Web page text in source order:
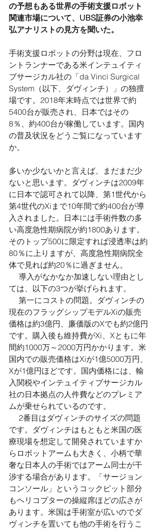
の予想もある世界の手術支援ロボット
関連市場について、UBS証券の小池幸
弘アナリストの見方を聞いた。
手術支援ロボットの分野は現在、フロ
ントランナーである米インテュイティ
ブサージカル社の「da Vinci Surgical
System（以下、ダヴィンチ）」の独擅
場です。2018年末時点では世界で約
5400台が販売され、日本ではその
8％、約400台が稼働しています。国内
の普及状況をどうご覧になっています
か。
多いか少ないかと言えば、まだまだ少
ないと思います。ダヴィンチは2009年
に日本で認可されて以降、第1世代から
第4世代のXiまで10年間で約400台が導
入されました。日本には手術件数の多
い高度急性期病院が約1800あります。
そのトップ500に限定すれば浸透率は約
80％に上りますが、高度急性期病院全
体で見れば約20％に過ぎません。
ては、以下の3つが挙げられます。
現在のフラッグシップモデルXiの販売
価格は約3億円、廉価版のXでも約2億円
です。購入後も維持費がXi、Xともに年
間約1000万～2000万円かかります。米
国内での販売価格はXiが1億5000万円、
Xが1億円ほどです。国内価格には、輸
入関税やインテュイティブサージカル
社の日本拠点の人件費などのプレミア
ムが乗せられているのです。
です。ダヴィンチはもともと米国の医
療現場を想定して開発されていますか
らロボットアームも大きく、小柄で華
奢な日本人の手術ではアーム同士が干
渉する場合があります。「サージョン
コンソール」というコックピット部分
もヘリコプターの操縦席ほどの広さが
あります。米国は手術室が広いのでダ
ヴィンチを置いても他の手術を行うこ